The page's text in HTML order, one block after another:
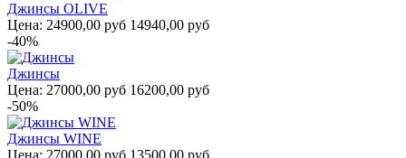
Джинсы OLIVE
Цена: 24900,00 руб 14940,00 руб
-40%
Джинсы
Цена: 27000,00 руб 16200,00 руб
-50%
Джинсы WINE